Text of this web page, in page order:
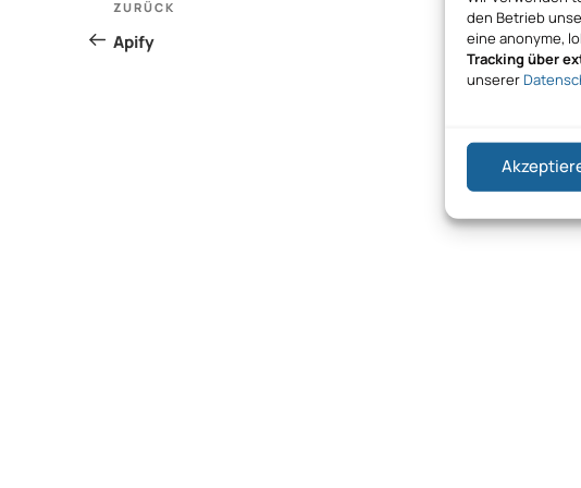
den Betrieb
eine anonyme,
Tracking über
unserer
Vorheriger
Beitrag
ZURÜCK
Apify